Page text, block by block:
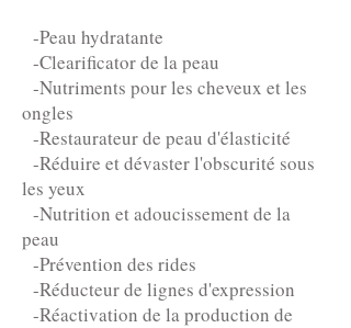
-Peau hydratante
-Clearificator de la peau
-Nutriments pour les cheveux et les
ongles
-Restaurateur de peau d'élasticité
-Réduire et dévaster l'obscurité sous
les yeux
-Nutrition et adoucissement de la
peau
-Prévention des rides
-Réducteur de lignes d'expression
-Réactivation de la production de